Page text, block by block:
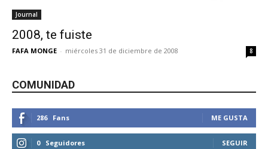
Journal
2008, te fuiste
FAFA MONGE - miércoles 31 de diciembre de 2008 8
COMUNIDAD
286 Fans ME GUSTA
0 Seguidores SEGUIR